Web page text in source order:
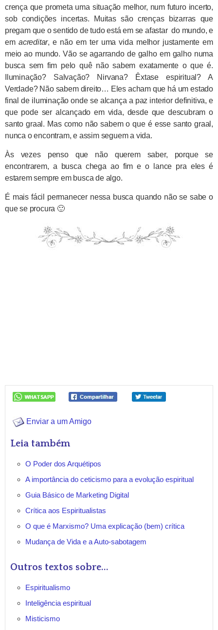
crença que prometa uma situação melhor, num futuro incerto,
sob condições incertas. Muitas são crenças bizarras que
pregam que o sentido de tudo está em se afastar do mundo, e
em acreditar, e não em ter uma vida melhor justamente em
meio ao mundo. Vão se agarrando de galho em galho numa
busca sem fim pelo quê não sabem exatamente o que é.
Iluminação? Salvação? Nirvana? Êxtase espiritual? A
Verdade? Não sabem direito… Eles acham que há um estado
final de iluminação onde se alcança a paz interior definitiva, e
que pode ser alcançado em vida, desde que descubram o
santo graal. Mas como não sabem o que é esse santo graal,
nunca o encontram, e assim seguem a vida.
Às vezes penso que não querem saber, porque se
encontrarem, a busca chega ao fim e o lance pra eles é
estarem sempre em busca de algo.
É mais fácil permanecer nessa busca quando não se sabe o
que se procura 🙂
Enviar a um Amigo
Leia também
O Poder dos Arquétipos
A importância do ceticismo para a evolução espiritual
Guia Básico de Marketing Digital
Crítica aos Espiritualistas
O que é Marxismo? Uma explicação (bem) crítica
Mudança de Vida e a Auto-sabotagem
Outros textos sobre...
Espiritualismo
Inteligência espiritual
Misticismo